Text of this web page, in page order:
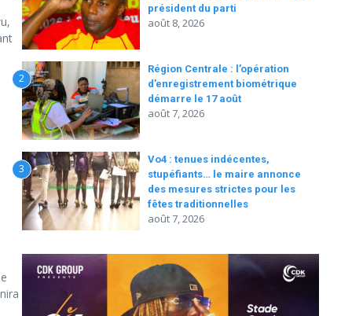
président du parti
août 8, 2026
2
Région Centrale : l’opération
d’enregistrement biométrique
démarre le 17 août
août 7, 2026
3
Vo4 : tenues indécentes,
stupéfiants… le maire annonce
des mesures strictes pour les
fêtes traditionnelles
août 7, 2026